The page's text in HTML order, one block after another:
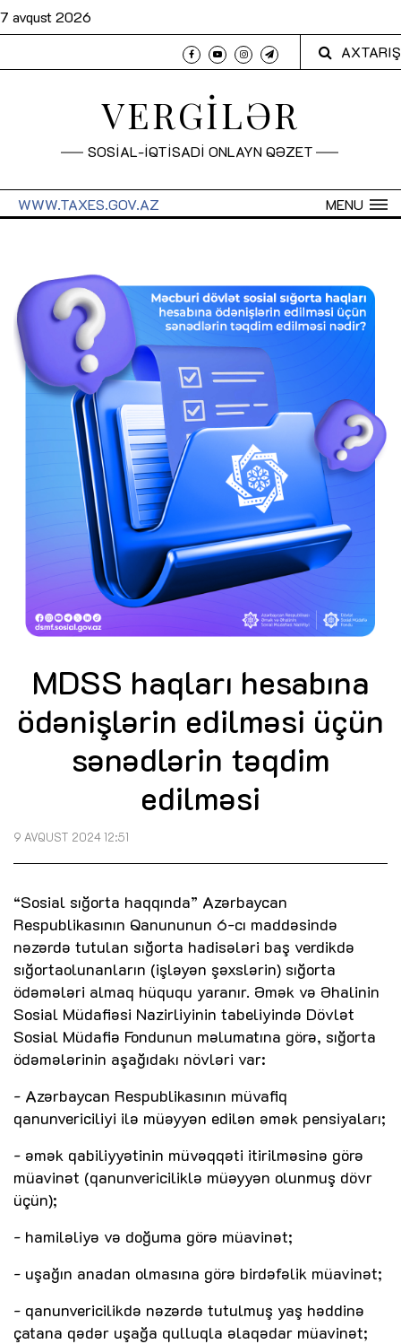
7 avqust 2026
AXTARIŞ
VERGİLƏR
SOSİAL-İQTİSADİ ONLAYN QƏZET
MENU
WWW.TAXES.GOV.AZ
MDSS haqları hesabına
ödənişlərin edilməsi üçün
sənədlərin təqdim
edilməsi
9 AVQUST 2024 12:51
“Sosial sığorta haqqında” Azərbaycan
Respublikasının Qanununun 6-cı maddəsində
nəzərdə tutulan sığorta hadisələri baş verdikdə
sığortaolunanların (işləyən şəxslərin) sığorta
ödəmələri almaq hüququ yaranır. Əmək və Əhalinin
Sosial Müdafiəsi Nazirliyinin tabeliyində Dövlət
Sosial Müdafiə Fondunun məlumatına görə, sığorta
ödəmələrinin aşağıdakı növləri var:
- Azərbaycan Respublikasının müvafiq
qanunvericiliyi ilə müəyyən edilən əmək pensiyaları;
- əmək qabiliyyətinin müvəqqəti itirilməsinə görə
müavinət (qanunvericiliklə müəyyən olunmuş dövr
üçün);
- hamiləliyə və doğuma görə müavinət;
- uşağın anadan olmasına görə birdəfəlik müavinət;
- qanunvericilikdə nəzərdə tutulmuş yaş həddinə
çatana qədər uşağa qulluqla əlaqədar müavinət;